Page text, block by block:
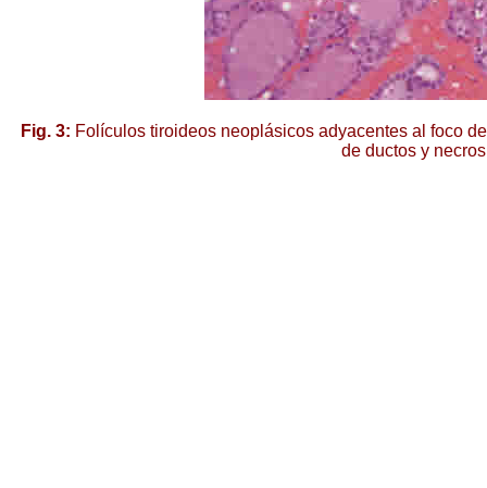
Fig. 3: Folículos tiroideos neoplásicos adyacentes al foco
de ductos y